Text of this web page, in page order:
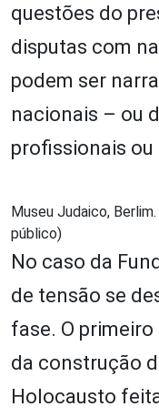
questões do
disputas com
podem ser
nacionais – ou
profissionais
Museu Judaico,
público)
No caso da
de tensão se
fase. O
da construção
Holocausto